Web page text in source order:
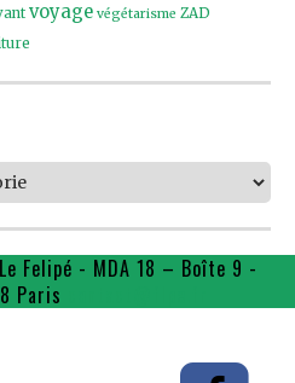
voyage végétarisme ZAD
Le Felipé - MDA 18 – Boîte 9 -
Paris